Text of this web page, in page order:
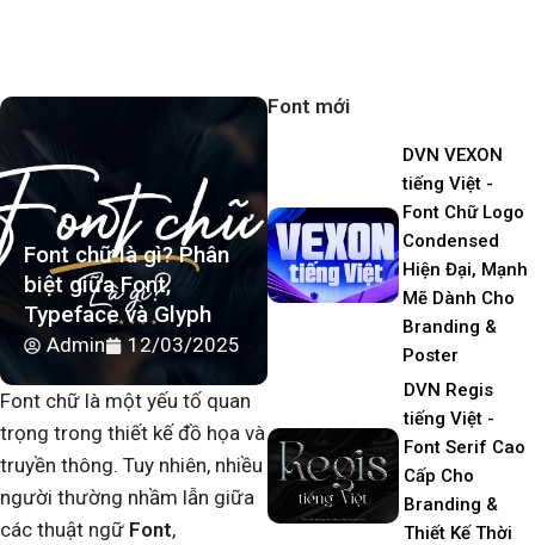
Font chữ là gì? Phân
biệt giữa Font,
Typeface và Glyph
Admin 12/03/2025
Font chữ là một yếu tố quan
trọng trong thiết kế đồ họa và
truyền thông. Tuy nhiên, nhiều
người thường nhầm lẫn giữa
các thuật ngữ Font,
Font mới
DVN VEXON
tiếng Việt -
Font Chữ Logo
Condensed
Hiện Đại, Mạnh
Mẽ Dành Cho
Branding &
Poster
DVN Regis
tiếng Việt -
Font Serif Cao
Cấp Cho
Branding &
Thiết Kế Thời